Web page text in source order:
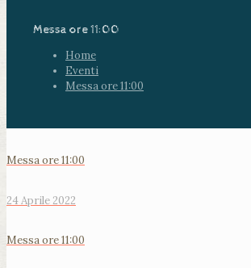
Messa ore 11:00
Home
Eventi
Messa ore 11:00
Messa ore 11:00
24 Aprile 2022
Messa ore 11:00